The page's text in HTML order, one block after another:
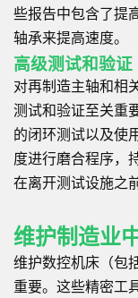
些报告中包含了提
轴承来提高速度。
高级测试和验证
对再制造主轴和相
测试和验证至关重
的闭环测试以及使
度进行磨合程序，
在离开测试设施之
维护制造业
维护数控机床（包
重要。这些精密工